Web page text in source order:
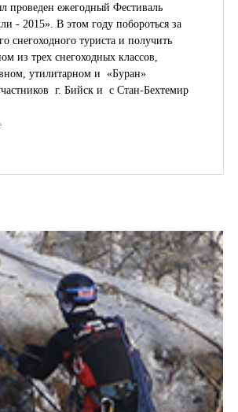
проведен ежегодный Фестиваль
- 2015». В этом году побороться за
снегоходного туриста и получить
из трех снегоходных классов,
утилитарном и «Буран»
г. Бийск и с Стан-Бехтемир